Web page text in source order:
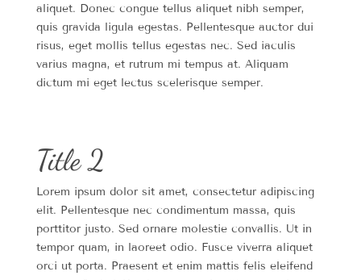
aliquet. Donec congue tellus aliquet nibh semper,
quis gravida ligula egestas. Pellentesque auctor dui
risus, eget mollis tellus egestas nec. Sed iaculis
varius magna, et rutrum mi tempus at. Aliquam
dictum mi eget lectus scelerisque semper.
Title 2
Lorem ipsum dolor sit amet, consectetur adipiscing
elit. Pellentesque nec condimentum massa, quis
porttitor justo. Sed ornare molestie convallis. Ut in
tempor quam, in laoreet odio. Fusce viverra aliquet
orci ut porta. Praesent et enim mattis felis eleifend